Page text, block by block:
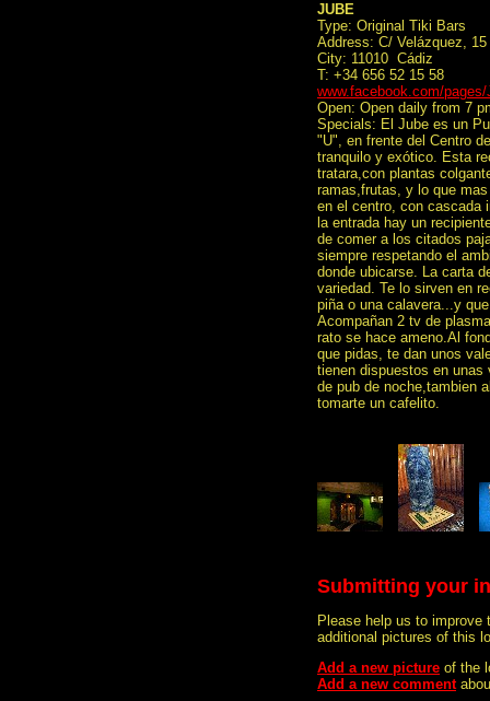
JUBE
Type: Original Tiki Bars
Address: C/ Velázquez, 15
City: 11010 Cádiz
T: +34 656 52 15 58
www.facebook.com/
Open: Open daily from 7
Specials: El Jube es un
"U", en frente del Centro
tranquilo y exótico. Esta
tratara,con plantas
ramas,frutas, y lo que
en el centro, con cascada
la entrada hay un
de comer a los citados
siempre respetando el
donde ubicarse. La carta
variedad. Te lo sirven en
piña o una calavera...y
Acompañan 2 tv de
rato se hace ameno.Al
que pidas, te dan unos
tienen dispuestos en
de pub de noche,tambien
tomarte un cafelito.
Submitting your
Please help us to improve
additional pictures of this
Add a new picture of the
Add a new comment